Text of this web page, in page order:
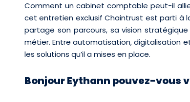
Comment un cabinet comptable peut-il
cet entretien exclusifChaintrust est parti à
partage son parcours, sa vision
métier. Entre automatisation, digitalisation
les solutions qu’il a mises en place.
Bonjour Eythann pouvez-vous